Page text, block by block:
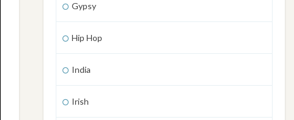
Gypsy
Hip Hop
India
Irish